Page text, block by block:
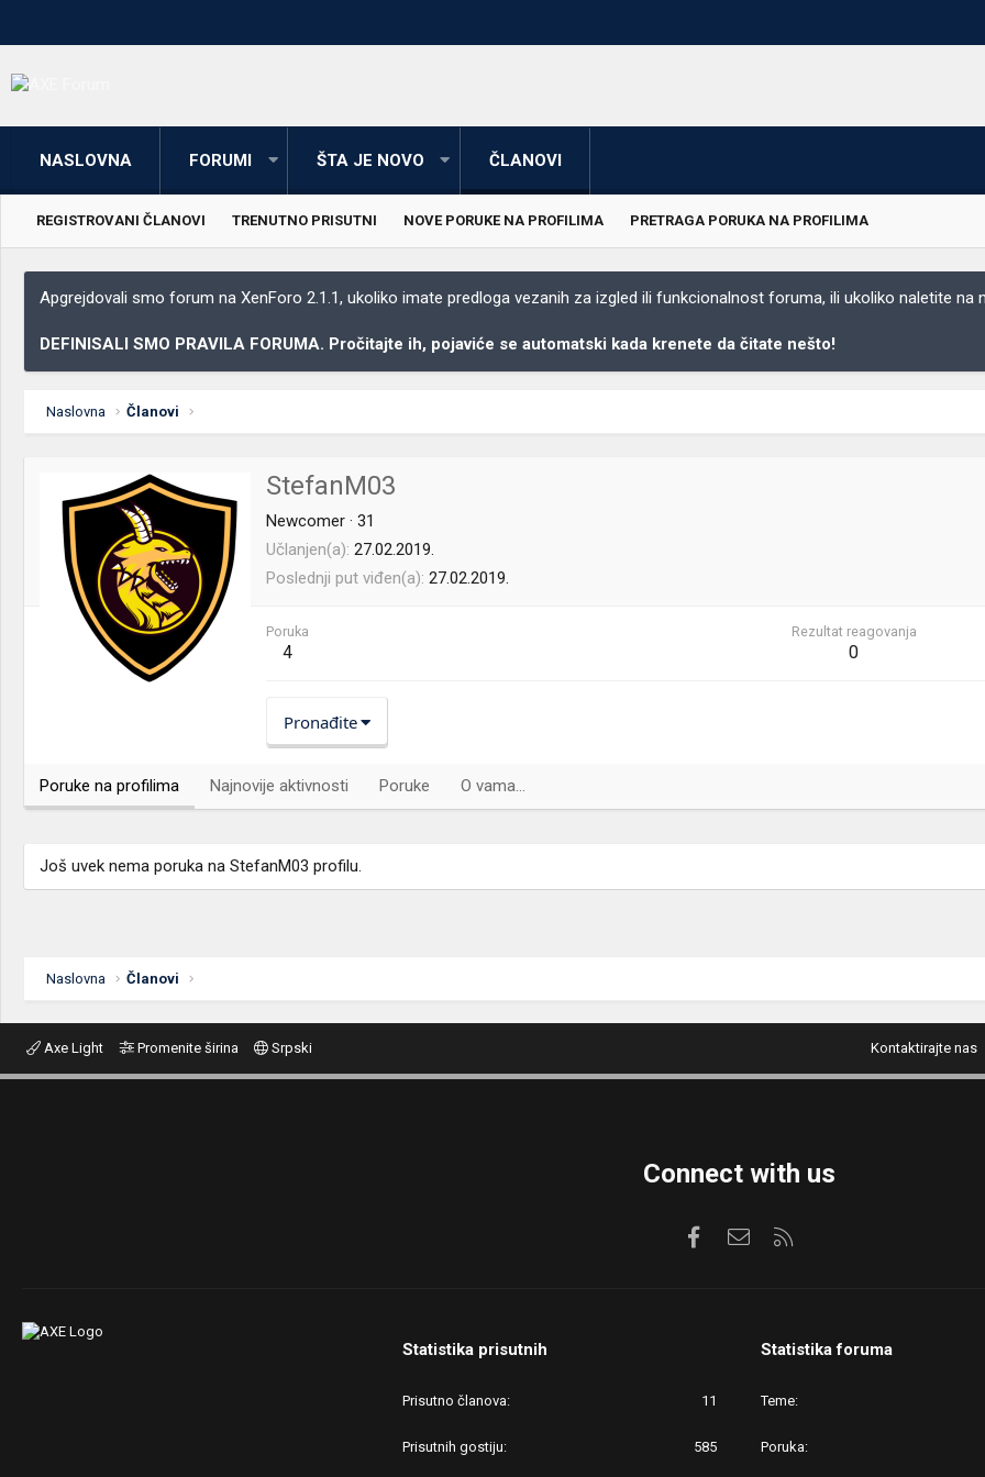
NASLOVNA FORUMI ŠTA JE NOVO ČLANOVI
REGISTROVANI ČLANOVI TRENUTNO PRISUTNI NOVE PORUKE NA PROFILIMA PRETRAGA PORUKA NA PROFILIMA
Apgrejdovali smo forum na XenForo 2.1.1, ukoliko imate predloga vezanih za izgled ili funkcionalnost foruma, ili ukoliko naletite na
DEFINISALI SMO PRAVILA FORUMA. Pročitajte ih, pojaviće se automatski kada krenete da čitate nešto!
Naslovna Članovi
StefanM03
Newcomer · 31
Učlanjen(a) 27.02.2019.
Poslednji put viđen(a) 27.02.2019.
Poruka
4
Rezultat reagovanja
0
Pronađite
Poruke na profilima Najnovije aktivnosti Poruke O vama...
Još uvek nema poruka na StefanM03 profilu.
Naslovna Članovi
Axe Light Promenite širina Srpski Kontaktirajte nas
Connect with us
FacebookKontaktirajte nas
Statistika prisutnih
Prisutno članova 11
Prisutnih gostiju 585
Statistika foruma
Teme
Poruka